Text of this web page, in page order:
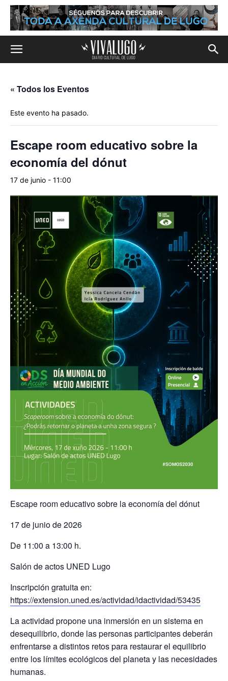
« Todos los Eventos
Este evento ha pasado.
Escape room educativo sobre la
economía del dónut
17 de junio - 11:00
Escape room educativo sobre la economía del dónut
17 de junio de 2026
De 11:00 a 13:00 h.
Salón de actos UNED Lugo
Inscripción gratuita en:
https://extension.uned.es/actividad/idactividad/53435
La actividad propone una inmersión en un sistema en
desequilibrio, donde las personas participantes deberán
enfrentarse a distintos retos para restaurar el equilibrio
entre los límites ecológicos del planeta y las necesidades
humanas.